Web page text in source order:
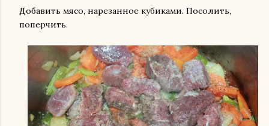
Добавить мясо, нарезанное кубиками. Посолить,
поперчить.